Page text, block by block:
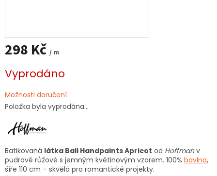
298 Kč / m
cena:
Vyprodáno
Možnosti doručení
Položka byla vyprodána…
Batikovaná látka Bali Handpaints Apricot od Hoffmanv
pudrově růžové s jemným květinovým vzorem. 100% bavlna,
šíře 110 cm – skvělá pro romantické projekty.